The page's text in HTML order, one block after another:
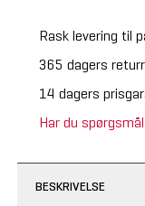
Rask levering til
365 dagers
14 dagers
Har du
BESKRIVELSE